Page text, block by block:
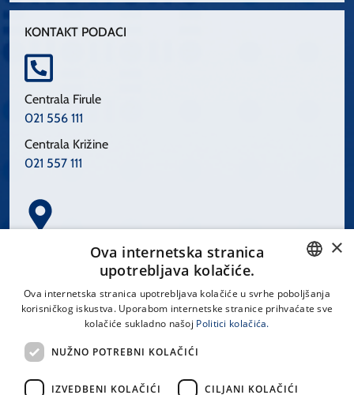
KONTAKT PODACI
Centrala Firule
021 556 111
Centrala Križine
021 557 111
Spinčićeva 1, 21000 Split
LINKOVI
CROATIAN
×
Ova internetska stranica
upotrebljava kolačiće.
Ova internetska stranica upotrebljava kolačiće u svrhe poboljšanja
korisničkog iskustva. Uporabom internetske stranice prihvaćate sve
kolačiće sukladno našoj Politici kolačića.
NUŽNO POTREBNI KOLAČIĆI
IZVEDBENI KOLAČIĆI CILJANI KOLAČIĆI